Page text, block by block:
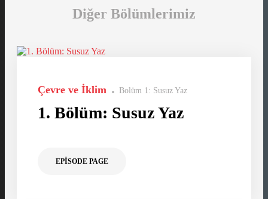
Diğer Bölümlerimiz
Çevre ve İklim Bolüm 1: Susuz Yaz
1. Bölüm: Susuz Yaz
EPISODE PAGE